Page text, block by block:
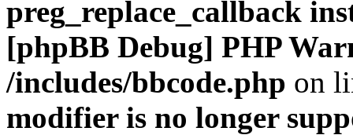
preg_replace_callback
[phpBB Debug] PHP
/includes/bbcode.php on
modifier is no longer